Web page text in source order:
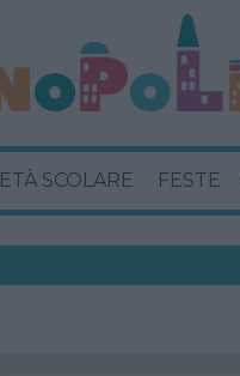
ETÀ SCOLARE FESTE